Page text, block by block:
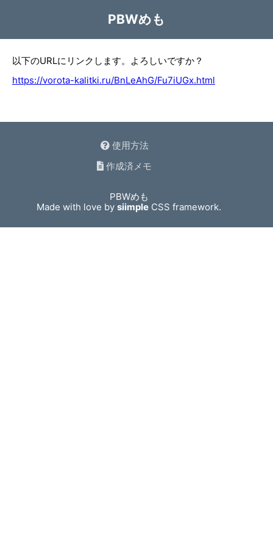
PBWめも
以下のURLにリンクします。よろしいですか？
https://vorota-kalitki.ru/BnLeAhG/Fu7iUGx.html
使用方法
作成済メモ
PBWめも
Made with love bysiimple CSS framework.